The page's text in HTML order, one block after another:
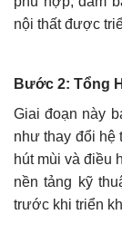
nội thất được
Bước 2: Tổng
Giai đoạn này
như thay đổi hệ
hút mùi và điều
nền tảng kỹ
trước khi triển